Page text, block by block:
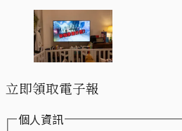
立即領取電子報
個人資訊